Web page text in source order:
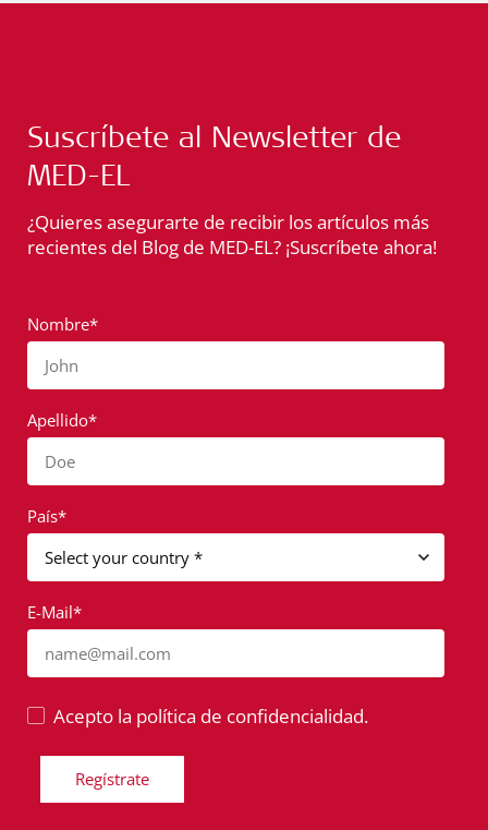
Suscríbete al Newsletter de
MED-EL
¿Quieres asegurarte de recibir los artículos más
recientes del Blog de MED-EL? ¡Suscríbete ahora!
Nombre*
John
Apellido*
Doe
País*
E-Mail*
name@mail.com
Acepto la política de confidencialidad.
Regístrate